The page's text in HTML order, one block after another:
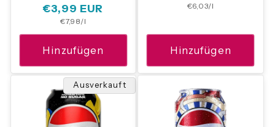
Preis
€3,99 EUR
Grundpreis
€7,98/l
Hinzufügen
Preis
Grundpreis
€6,03/l
Hinzufügen
Ausverkauft